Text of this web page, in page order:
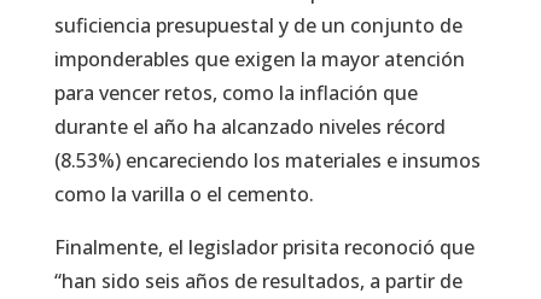
suficiencia presupuestal y de un conjunto de
imponderables que exigen la mayor atención
para vencer retos, como la inflación que
durante el año ha alcanzado niveles récord
(8.53%) encareciendo los materiales e insumos
como la varilla o el cemento.
Finalmente, el legislador prisita reconoció que
“han sido seis años de resultados, a partir de